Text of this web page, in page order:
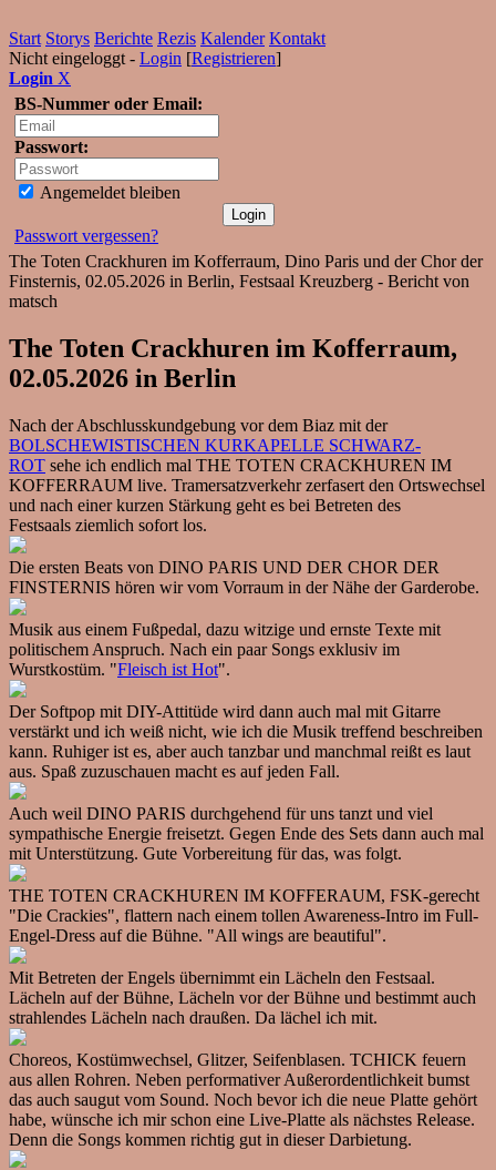
Start Storys Berichte Rezis Kalender Kontakt
Nicht eingeloggt - Login [Registrieren]
Login X
BS-Nummer oder Email:
Passwort:
Angemeldet bleiben
Passwort vergessen?
The Toten Crackhuren im Kofferraum, Dino Paris und der Chor der
Finsternis, 02.05.2026 in Berlin, Festsaal Kreuzberg - Bericht von
matsch
The Toten Crackhuren im Kofferraum,
02.05.2026 in Berlin
Nach der Abschlusskundgebung vor dem Biaz mit der
BOLSCHEWISTISCHEN KURKAPELLE SCHWARZ-
ROT sehe ich endlich mal THE TOTEN CRACKHUREN IM
KOFFERRAUM live. Tramersatzverkehr zerfasert den Ortswechsel
und nach einer kurzen Stärkung geht es bei Betreten des
Festsaals ziemlich sofort los.
Die ersten Beats von DINO PARIS UND DER CHOR DER
FINSTERNIS hören wir vom Vorraum in der Nähe der Garderobe.
Musik aus einem Fußpedal, dazu witzige und ernste Texte mit
politischem Anspruch. Nach ein paar Songs exklusiv im
Wurstkostüm. "Fleisch ist Hot".
Der Softpop mit DIY-Attitüde wird dann auch mal mit Gitarre
verstärkt und ich weiß nicht, wie ich die Musik treffend beschreiben
kann. Ruhiger ist es, aber auch tanzbar und manchmal reißt es laut
aus. Spaß zuzuschauen macht es auf jeden Fall.
Auch weil DINO PARIS durchgehend für uns tanzt und viel
sympathische Energie freisetzt. Gegen Ende des Sets dann auch mal
mit Unterstützung. Gute Vorbereitung für das, was folgt.
THE TOTEN CRACKHUREN IM KOFFERAUM, FSK-gerecht
"Die Crackies", flattern nach einem tollen Awareness-Intro im Full-
Engel-Dress auf die Bühne. "All wings are beautiful".
Mit Betreten der Engels übernimmt ein Lächeln den Festsaal.
Lächeln auf der Bühne, Lächeln vor der Bühne und bestimmt auch
strahlendes Lächeln nach draußen. Da lächel ich mit.
Choreos, Kostümwechsel, Glitzer, Seifenblasen. TCHICK feuern
aus allen Rohren. Neben performativer Außerordentlichkeit bumst
das auch saugut vom Sound. Noch bevor ich die neue Platte gehört
habe, wünsche ich mir schon eine Live-Platte als nächstes Release.
Denn die Songs kommen richtig gut in dieser Darbietung.